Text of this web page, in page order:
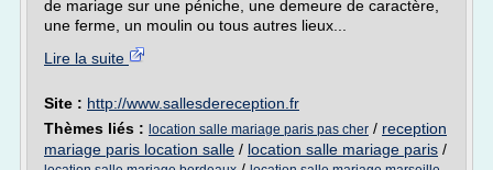
de mariage sur une péniche, une demeure de caractère,
une ferme, un moulin ou tous autres lieux...
Lire la suite
Site : http://www.sallesdereception.fr
Thèmes liés : location salle mariage paris pas cher / reception
mariage paris location salle / location salle mariage paris /